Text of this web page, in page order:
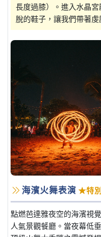
長度過膝）。進入水晶
脫的鞋子，讓我們帶著
海濱火舞表演 ★特
點燃芭達雅夜空的海濱視
人氣景觀餐廳。當夜幕低